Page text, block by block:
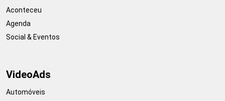
Aconteceu
Agenda
Social & Eventos
VideoAds
Automóveis